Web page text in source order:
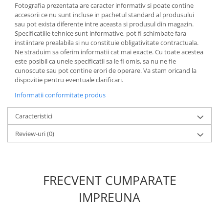
Fotografia prezentata are caracter informativ si poate contine
accesorii ce nu sunt incluse in pachetul standard al produsului
sau pot exista diferente intre aceasta si produsul din magazin.
Specificatiile tehnice sunt informative, pot fi schimbate fara
instiintare prealabila si nu constituie obligativitate contractuala.
Ne straduim sa oferim informatii cat mai exacte. Cu toate acestea
este posibil ca unele specificatii sa le fi omis, sa nu ne fie
cunoscute sau pot contine erori de operare. Va stam oricand la
dispozitie pentru eventuale clarificari.
Informatii conformitate produs
Caracteristici
Review-uri(0)
FRECVENT CUMPARATE
IMPREUNA